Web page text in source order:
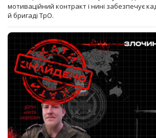
мотиваційний контракт і нині забезпечує
й бригаді ТрО.